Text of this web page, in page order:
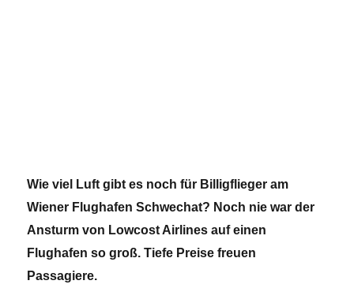
Wie viel Luft gibt es noch für Billigflieger am
Wiener Flughafen Schwechat? Noch nie war der
Ansturm von Lowcost Airlines auf einen
Flughafen so groß. Tiefe Preise freuen
Passagiere.